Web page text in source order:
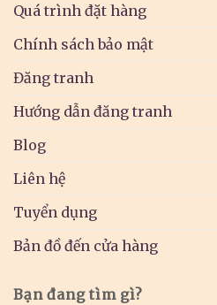
Quá trình đặt hàng
Chính sách bảo mật
Đăng tranh
Hướng dẫn đăng tranh
Blog
Liên hệ
Tuyển dụng
Bản đồ đến cửa hàng
Bạn đang tìm gì?